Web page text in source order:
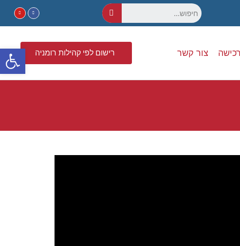
צור קשר רישום לפי קהילות רומניה פתח סרגל נגישות